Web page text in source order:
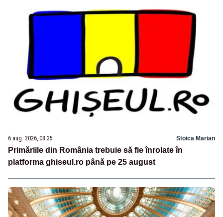
6 aug. 2026, 08:35 Stoica Marian
Primăriile din România trebuie să fie înrolate în
platforma ghiseul.ro până pe 25 august